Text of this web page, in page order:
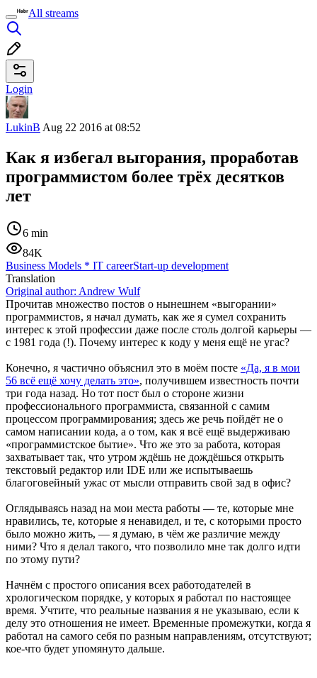
All streams
Login
LukinB Aug 22 2016 at 08:52
Как я избегал выгорания, проработав
программистом более трёх десятков
лет
6 min
84K
Business Models * IT careerStart-up development
Translation
Original author: Andrew Wulf
Прочитав множество постов о нынешнем «выгорании»
программистов, я начал думать, как же я сумел сохранить
интерес к этой профессии даже после столь долгой карьеры —
с 1981 года (!). Почему интерес к коду у меня ещё не угас?
Конечно, я частично объяснил это в моём посте «Да, я в мои
56 всё ещё хочу делать это», получившем известность почти
три года назад. Но тот пост был о стороне жизни
профессионального программиста, связанной с самим
процессом программирования; здесь же речь пойдёт не о
самом написании кода, а о том, как я всё ещё выдерживаю
«программистское бытие». Что же это за работа, которая
захватывает так, что утром ждёшь не дождёшься открыть
текстовый редактор или IDE или же испытываешь
благоговейный ужас от мысли отправить свой зад в офис?
Оглядываясь назад на мои места работы — те, которые мне
нравились, те, которые я ненавидел, и те, с которыми просто
было можно жить, — я думаю, в чём же различие между
ними? Что я делал такого, что позволило мне так долго идти
по этому пути?
Начнём с простого описания всех работодателей в
хрологическом порядке, у которых я работал по настоящее
время. Учтите, что реальные названия я не указываю, если к
делу это отношения не имеет. Временные промежутки, когда я
работал на самого себя по разным направлениям, отсутствуют;
кое-что будет упомянуто дальше.